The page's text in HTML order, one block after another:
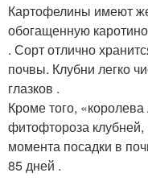
Картофелины имеют
обогащенную
. Сорт отлично
почвы. Клубни легко
глазков .
Кроме того,
фитофтороза
момента посадки в
85 дней .